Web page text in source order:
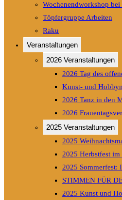
Wochenendworkshop bei
Töpfergruppe Arbeiten
Raku
Veranstaltungen
2026 Veranstaltungen
2026 Tag des
Kunst- und
2026 Tanz in den
2026
2025 Veranstaltungen
2025
2025 Herbstfest
2025 Sommerfest:
STIMMEN FÜR
2025 Kunst und